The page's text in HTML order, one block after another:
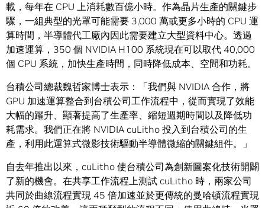
載，每年在 CPU 上消耗數百億小時。作為晶片生產的關鍵步
驟，一組典型的光罩可能需要 3,000 萬或更多小時的 CPU 運
算時間，半導體代工廠內因此需要建立大型資料中心。透過
加速運算，350 個 NVIDIA H100 系統現在可以取代 40,000
個 CPU 系統，加快生產時間，同時降低成本、空間和功耗。
台積公司總裁魏哲家博士表示：「我們與 NVIDIA 合作，將
GPU 加速運算整合到台積公司工作流程中，從而實現了效能
大幅的躍升、顯著提高了生產率、縮短週期時間以及降低功
耗需求。我們正在將 NVIDIA cuLitho 投入到台積公司的生
產，利用此運算式微影技術驅動半導體微縮的關鍵組件。」
自去年推出以來，cuLitho 使台積公司為創新圖案化技術開闢
了新的機會。在共享工作流程上測試 cuLitho 時，兩家公司
共同於曲線流程實現 45 倍加速並於更傳統的曼哈頓流程實現